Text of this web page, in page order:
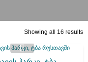
Showing all 16 results